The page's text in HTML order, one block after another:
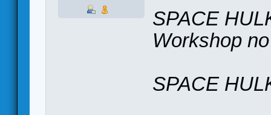
SPACE
Workshop
SPACE